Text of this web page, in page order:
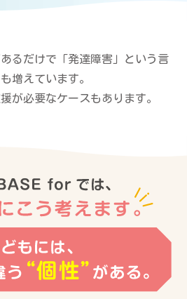
るだけで「発達障害」という言
増えています。
が必要なケースもあります。